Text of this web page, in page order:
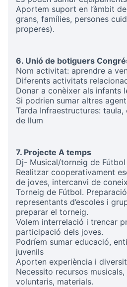
Aportem suport en l’àmbit
grans, famílies, persones
properes).
6. Unió de botiguers
Nom activitat: aprendre a
Diferents activitats
Donar a conèixer als infants
Si podrien sumar altres
Tarda Infraestructures:
de llum
7. Projecte A temps
Dj- Musical/torneig de Fútbol
Realitzar cooperativament
de joves, intercanvi de
Torneig de Fútbol.
representants d’escoles i
preparar el torneig.
Volem interrelació i trencar
participació dels joves.
Podríem sumar educació,
juvenils
Aporten experiència i
Necessito recursos
voluntaris, materials.